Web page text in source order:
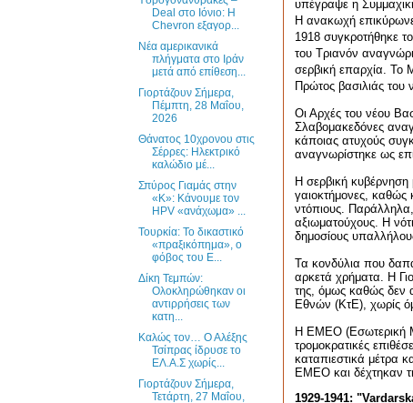
υπέγραψε η
Η ανακωχή
1918 συγκροτήθηκε
του Τριανόν
σερβική επαρχία. Το
Πρώτος βασιλιάς του
Οι Αρχές του νέου
Σλαβομακεδόνες
κάποιας ατυχούς
αναγνωρίστηκε ως
Η σερβική
γαιοκτήμονες, καθώς
ντόπιους.
αξιωματούχους. Η
δημοσίους
Τα κονδύλια που
αρκετά χρήματα. Η
της, όμως καθώς δεν
Εθνών (ΚτΕ), χωρίς
Η ΕΜΕΟ (Εσωτερική
τρομοκρατικές
καταπιεστικά μέτρα
ΕΜΕΟ και δέχτηκαν
1929-1941: "
Deal στο Ιόνιο: Η
Chevron εξαγορ...
Νέα αμερικανικά
πλήγματα στο Ιράν
μετά από επίθεση...
Γιορτάζουν Σήμερα,
Πέμπτη, 28 Μαΐου,
2026
Θάνατος 10χρονου στις
Σέρρες: Ηλεκτρικό
καλώδιο μέ...
Σπύρος Γιαμάς στην
«Κ»: Κάνουμε τον
HPV «ανάχωμα» ...
Τουρκία: Το δικαστικό
«πραξικόπημα», ο
φόβος του Ε...
Δίκη Τεμπών:
Ολοκληρώθηκαν οι
αντιρρήσεις των
κατη...
Καλώς τον… Ο Αλέξης
Τσίπρας ίδρυσε το
ΕΛ.Α.Σ χωρίς...
Γιορτάζουν Σήμερα,
Τετάρτη, 27 Μαΐου,